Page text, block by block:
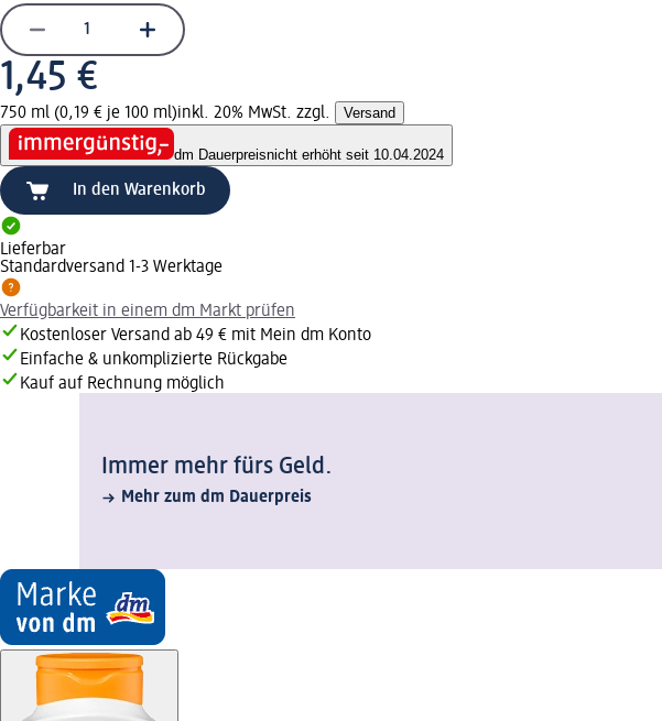
1,45 €
750 ml (0,19 € je 100 ml)inkl. 20% MwSt. zzgl. Versand
dm Dauerpreisnicht erhöht seit 10.04.2024
In den Warenkorb
Lieferbar
Standardversand 1-3 Werktage
Verfügbarkeit in einem dm Markt prüfen
Kostenloser Versand ab 49 € mit Mein dm Konto
Einfache & unkomplizierte Rückgabe
Kauf auf Rechnung möglich
Immer mehr fürs Geld.
Mehr zum dm Dauerpreis